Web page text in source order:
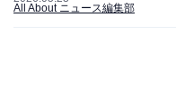
All About ニュース編集部